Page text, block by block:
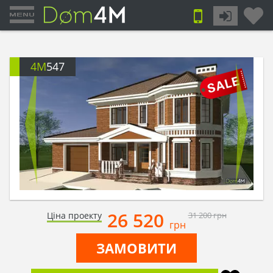
4M547
Ціна проекту 26 520 грн
31 200грн
ЗАМОВИТИ